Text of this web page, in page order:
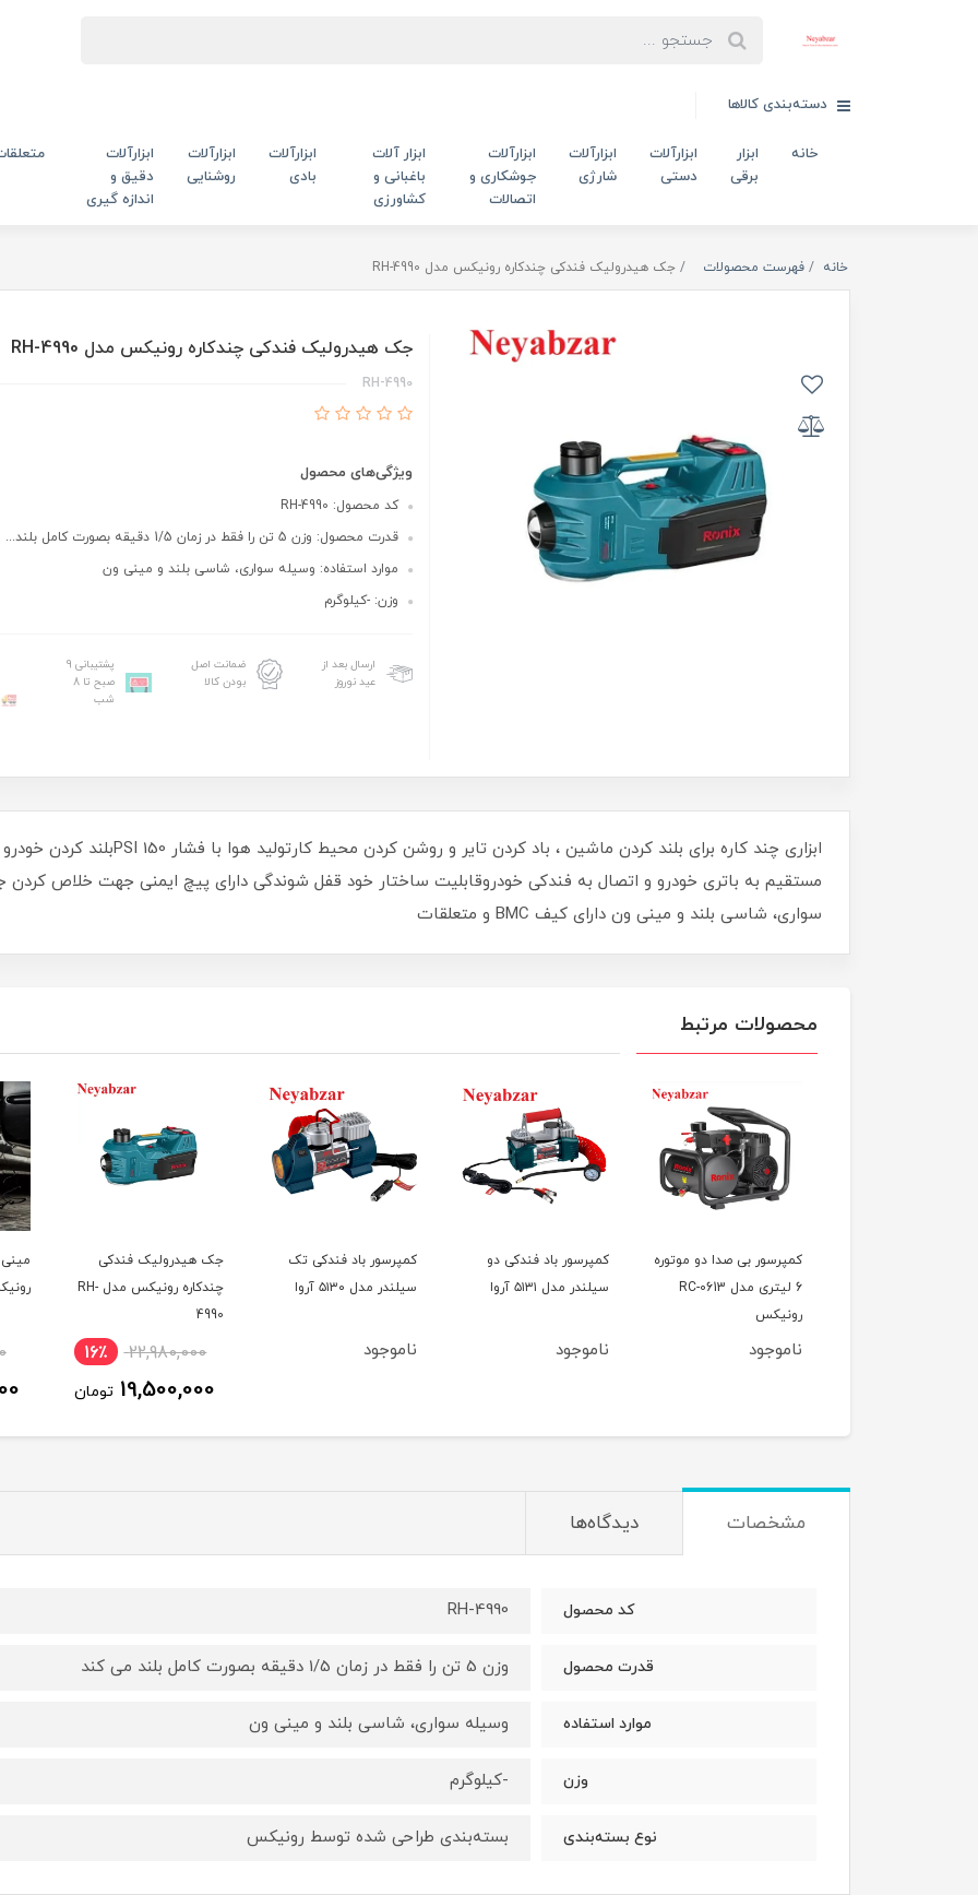
دسته‌بندی کالاها
خانه
ابزار
برقی
ابزارآلات
دستی
ابزارآلات
شارژی
ابزارآلات
جوشکاری و
اتصالات
ابزار آلات
باغبانی و
کشاورزی
ابزارآلات
بادی
ابزارآلات
روشنایی
ابزارآلات
دقیق و
اندازه گیری
خانه فهرست محصولات جک هیدرولیک فندکی چندکاره رونیکس مدل RH-4990
جک هیدرولیک فندکی چندکاره رونیکس مدل RH-4990
RH-4990
ویژگی‌های محصول
کد محصول: RH-4990
قدرت محصول: وزن 5 تن را فقط در زمان 1/5 دقیقه بصورت کامل بلند...
موارد استفاده: وسیله سواری، شاسی بلند و مینی ون
وزن: -کیلوگرم
ارسال بعد از
عید نوروز
ضمانت اصل
بودن کالا
پشتیبانی 9
صبح تا 8
شب
مستقیم به باتری خودرو و اتصال به فندکی خودروقابلیت ساختار خود قفل شوندگی دارای پیچ ایمنی جهت خلاص
سواری، شاسی بلند و مینی ون دارای کیف BMC و متعلقات
محصولات مرتبط
کمپرسور بی صدا دو موتوره
6 لیتری مدل RC-0613
رونیکس
ناموجود
کمپرسور باد فندکی دو
سیلندر مدل ۵۱۳۱ آروا
ناموجود
کمپرسور باد فندکی تک
سیلندر مدل ۵۱۳۰ آروا
ناموجود
جک هیدرولیک فندکی
چندکاره رونیکس مدل RH-
4990
22,980,000 16٪
19,500,000 تومان
مشخصات دیدگاه‌ها
کد محصول RH-4990
قدرت محصول وزن 5 تن را فقط در زمان 1/5 دقیقه بصورت کامل بلند می کند
موارد استفاده وسیله سواری، شاسی بلند و مینی ون
وزن -کیلوگرم
نوع بسته‌بندی بسته‌بندی طراحی شده توسط رونیکس